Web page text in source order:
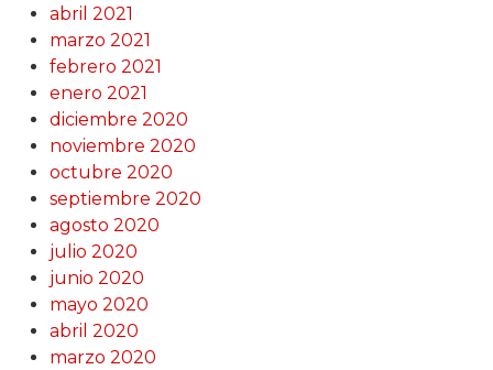
abril 2021
marzo 2021
febrero 2021
enero 2021
diciembre 2020
noviembre 2020
octubre 2020
septiembre 2020
agosto 2020
julio 2020
junio 2020
mayo 2020
abril 2020
marzo 2020